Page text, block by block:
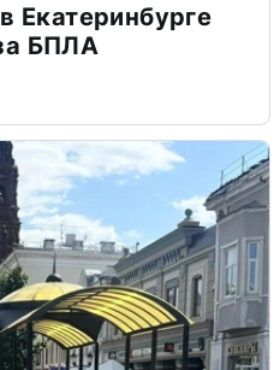
Екатеринбурге
БПЛА